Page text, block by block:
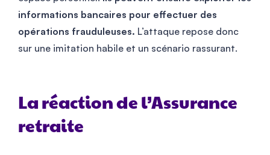
informations bancaires pour effectuer des
opérations frauduleuses. L’attaque repose donc
sur une imitation habile et un scénario rassurant.
La réaction de l’Assurance
retraite